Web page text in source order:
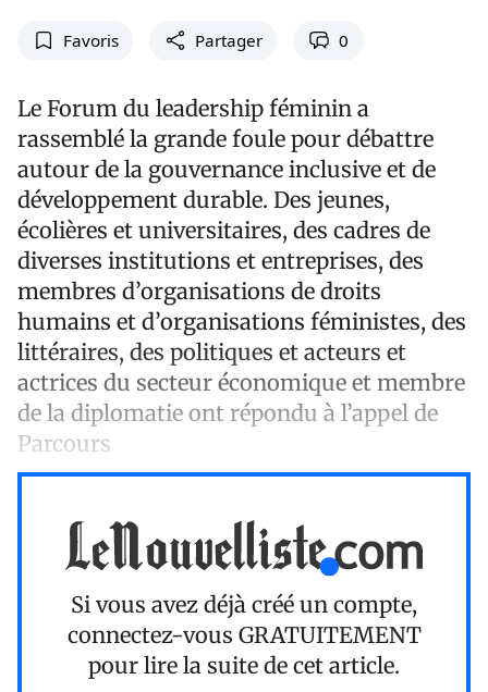
Favoris Partager 0
Le Forum du leadership féminin a
rassemblé la grande foule pour débattre
autour de la gouvernance inclusive et de
développement durable. Des jeunes,
écolières et universitaires, des cadres de
diverses institutions et entreprises, des
membres d’organisations de droits
humains et d’organisations féministes, des
littéraires, des politiques et acteurs et
actrices du secteur économique et membre
de la diplomatie ont répondu à l’appel de
Parcours
Si vous avez déjà créé un compte,
connectez-vous GRATUITEMENT
pour lire la suite de cet article.